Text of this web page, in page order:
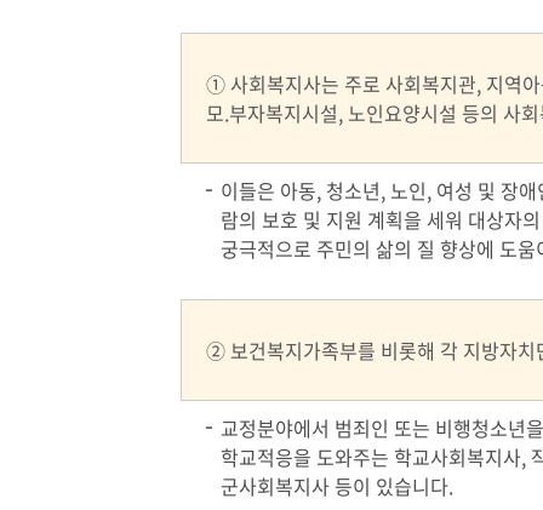
① 사회복지사는 주로 사회복지관, 지역
모.부자복지시설, 노인요양시설 등의 사
이들은 아동, 청소년, 노인, 여성 및 장
람의 보호 및 지원 계획을 세워 대상자
궁극적으로 주민의 삶의 질 향상에 도
② 보건복지가족부를 비롯해 각 지방자치
교정분야에서 범죄인 또는 비행청소년
학교적응을 도와주는 학교사회복지사,
군사회복지사 등이 있습니다.